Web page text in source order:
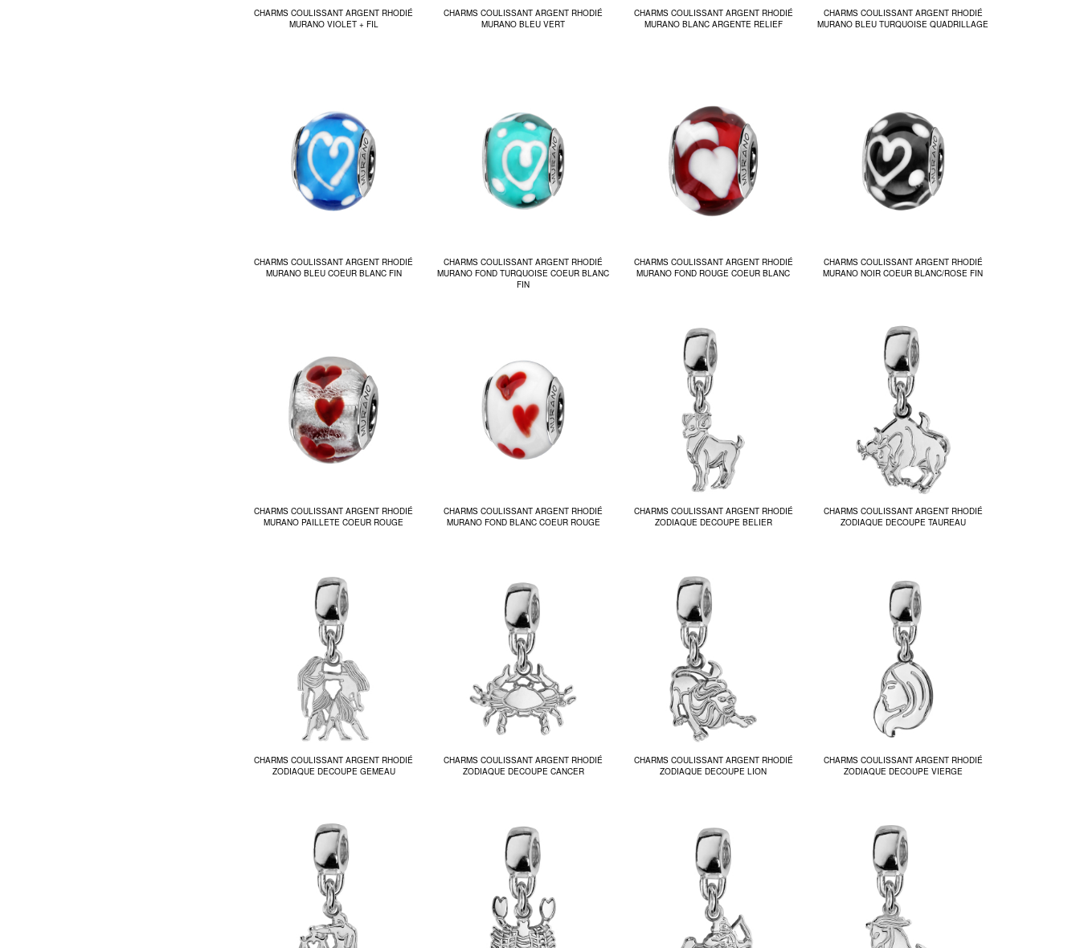
CHARMS COULISSANT ARGENT RHODIÉ
MURANO VIOLET + FIL
CHARMS COULISSANT ARGENT RHODIÉ
MURANO BLEU VERT
CHARMS COULISSANT ARGENT RHODIÉ
MURANO BLANC ARGENTE RELIEF
CHARMS COULISSANT ARGENT RHODIÉ
MURANO BLEU TURQUOISE QUADRILLAGE
CHARMS COULISSANT ARGENT RHODIÉ
MURANO BLEU COEUR BLANC FIN
CHARMS COULISSANT ARGENT RHODIÉ
MURANO FOND TURQUOISE COEUR BLANC
FIN
CHARMS COULISSANT ARGENT RHODIÉ
MURANO FOND ROUGE COEUR BLANC
CHARMS COULISSANT ARGENT RHODIÉ
MURANO NOIR COEUR BLANC/ROSE FIN
CHARMS COULISSANT ARGENT RHODIÉ
MURANO PAILLETE COEUR ROUGE
CHARMS COULISSANT ARGENT RHODIÉ
MURANO FOND BLANC COEUR ROUGE
CHARMS COULISSANT ARGENT RHODIÉ
ZODIAQUE DECOUPE BELIER
CHARMS COULISSANT ARGENT RHODIÉ
ZODIAQUE DECOUPE TAUREAU
CHARMS COULISSANT ARGENT RHODIÉ
ZODIAQUE DECOUPE GEMEAU
CHARMS COULISSANT ARGENT RHODIÉ
ZODIAQUE DECOUPE CANCER
CHARMS COULISSANT ARGENT RHODIÉ
ZODIAQUE DECOUPE LION
CHARMS COULISSANT ARGENT RHODIÉ
ZODIAQUE DECOUPE VIERGE